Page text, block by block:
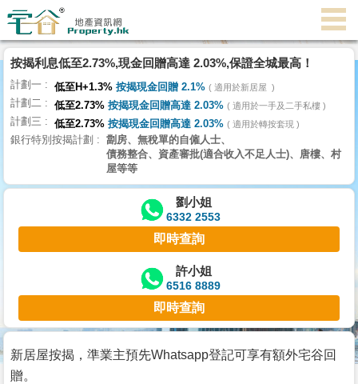
理
主
頁
搵
樓/
交
業
主
宅
谷
按
按揭利息低至2.73%,現金回贈高達 2.03%,保證全城最高！
計劃一 低至H+1.3% 按揭現金回贈 2.1% 適用於新居屋
計劃二 低至2.73% 按揭現金回贈高達 2.03% 適用於一手及二手私樓
計劃三 低至2.73% 按揭現金回贈高達 2.03% 適用於轉按套現
銀行特別按揭計劃
劏房、無稅單的自僱人士、
債務整合、資產審批(適合收入不足人士)、唐樓、村
屋等等
劉小姐
6332 2553
即時查詢
許小姐
6516 8889
即時查詢
新居屋按揭，準業主預先Whatsapp登記可享有額外宅谷回
贈。